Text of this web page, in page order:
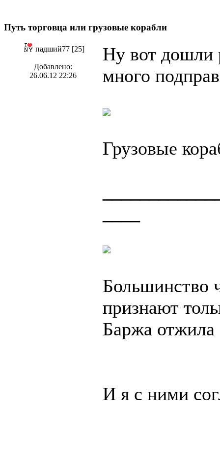
Путь торговца или грузовые корабли
падший77 [25]
Добавлено:
26.06.12 22:26
Ну вот дошли
много
Грузовые
Большинство
признают
Баржа отжила
И я с ними